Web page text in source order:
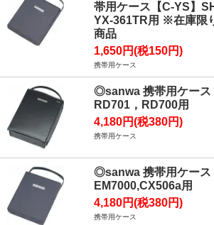
帯用ケース【C-YS】
YX-361TR用 ※在庫限
商品
1,650円(税150円)
携帯用ケース
◎sanwa 携帯用ケース
RD701，RD700用
4,180円(税380円)
携帯用ケース
◎sanwa 携帯用ケース
EM7000,CX506a用
4,180円(税380円)
携帯用ケース